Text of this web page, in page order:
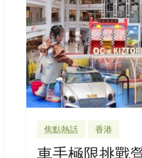
焦點熱話 香港
車手極限挑戰